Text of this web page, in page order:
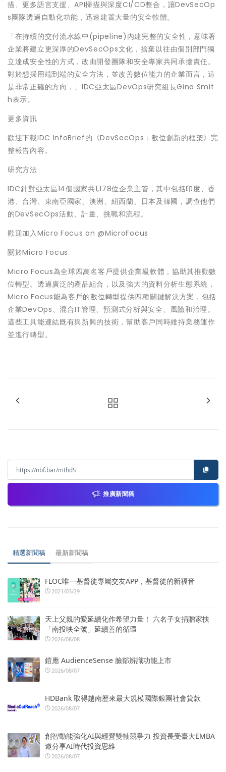
描、更多語言支援、API掃描與深度CI/CD整合，讓DevSecOp
s團隊透過自動化功能，迅速建置大量的安全軟體。
「在持續的交付流水線中(pipeline)內建完整的安全性，意味著
企業將建立更深厚的DevSecOps文化，捨棄以往由個別部門獨
立達成安全性的方式，改由開發團隊和安全專家共同承擔責任。
對於想採用端到端的安全方法，並改善數位能力的企業而言，這
是非常正確的方向，」IDC亞太區DevOps研究組長Gina Smit
h表示。
更多資訊
歡迎下載IDC InfoBrief的《DevSecOps：數位創新的框架》完
整報告內容。
研究方法
IDC針對亞太區14個國家共1,178位企業主管，其中包括印度、香
港、台灣、東南亞國家、澳洲、紐西蘭、日本及韓國，調查他們
的DevSecOps活動、計畫、挑戰和流程。
歡迎加入Micro Focus on @MicroFocus
關於Micro Focus
Micro Focus為全球四萬名客戶提供企業級軟體，協助其推動數
位轉型。透過廣泛的產品組合，以及強大的資料分析生態系統，
Micro Focus能為客戶的數位轉型提供四種關鍵解決方案，包括
企業DevOps、混合IT管理、預測式分析與安全、風險和治理。
這些工具能連結既有與新興的技術，幫助客戶同時維持業務運作
並進行轉型。
推廣新聞稿
精選新聞稿 最新新聞稿
FLOC唯一基督徒專屬交友APP，基督徒的新福音
2021/03/29
天上父親的愛延續化作希望力量！ 六名子女捐贈家扶
「南投映全號」延續善的循環
2026/08/08
鎧應 AudienceSense 臉部辨識功能上市
2026/08/07
HDBank 取得越南歷來最大規模國際銀團社會貸款
2026/08/07
創智動能強化AI與經營雙軸競爭力 投資長受臺大EMBA
邀分享AI時代投資思維
2026/08/07